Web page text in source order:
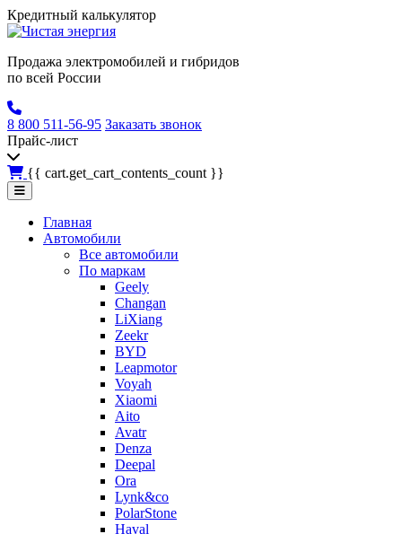
Кредитный калькулятор
Продажа электромобилей и гибридов
по всей России
8 800 511-56-95 Заказать звонок
Прайс-лист
{{ cart.get_cart_contents_count }}
Главная
Автомобили
Все автомобили
По маркам
Geely
Changan
LiXiang
Zeekr
BYD
Leapmotor
Voyah
Xiaomi
Aito
Avatr
Denza
Deepal
Ora
Lynk&co
PolarStone
Haval